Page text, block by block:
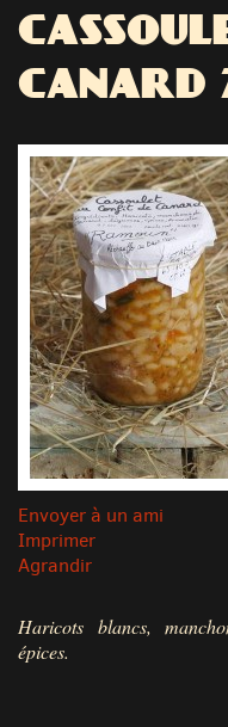
CANARD
Envoyer à un ami
Imprimer
Agrandir
Haricots blancs,
épices.